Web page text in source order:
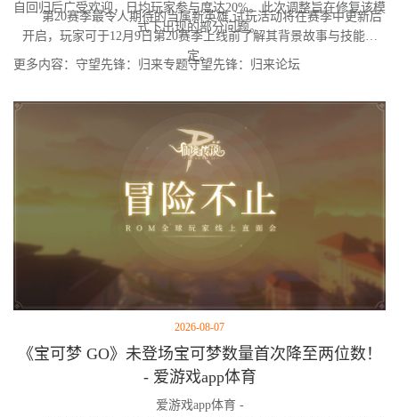
自回归后广受欢迎，日均玩家参与度达20%。此次调整旨在修复该模
式下出现的部分问题。
第20赛季最令人期待的当属新英雄,试玩活动将在赛季中更新后
开启，玩家可于12月9日第20赛季上线前了解其背景故事与技能设
定。
更多内容：守望先锋：归来专题守望先锋：归来论坛
2026-08-07
《宝可梦 GO》未登场宝可梦数量首次降至两位数！
- 爱游戏app体育
爱游戏app体育 -